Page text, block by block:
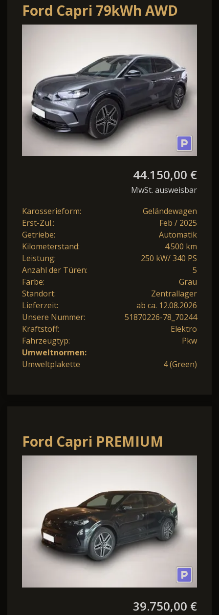
Ford Capri 79kWh AWD
Premium
Fahrerassistenz-Paket
44.150,00 €
MwSt. ausweisbar
Karosserieform:
Geländewagen
Erst-Zul.:
Feb / 2025
Getriebe:
Automatik
Kilometerstand:
4.500 km
Leistung:
250 kW/ 340 PS
Anzahl der Türen:
5
Farbe:
Grau
Standort:
Zentrallager
Lieferzeit:
ab ca. 12.08.2026
Unsere Nummer:
51870226-78_70244
Kraftstoff:
Elektro
Fahrzeugtyp:
Pkw
Umweltnormen:
Umweltplakette
4 (Green)
Ford Capri PREMIUM
EXTENDET RANGE
39.750,00 €